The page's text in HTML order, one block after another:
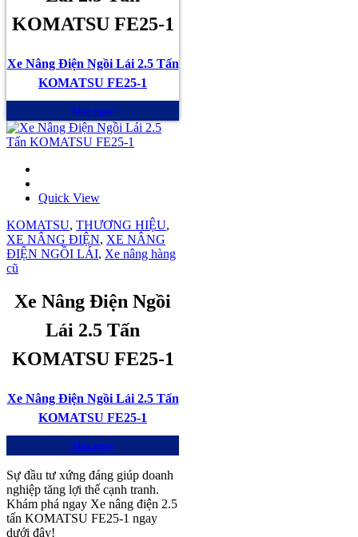
KOMATSU FE25-1
Xe Nâng Điện Ngồi Lái 2.5 Tấn
KOMATSU FE25-1
Mua ngay
Quick View
KOMATSU, THƯƠNG HIỆU,
XE NÂNG ĐIỆN, XE NÂNG
ĐIỆN NGỒI LÁI, Xe nâng hàng
cũ
Xe Nâng Điện Ngồi
Lái 2.5 Tấn
KOMATSU FE25-1
Xe Nâng Điện Ngồi Lái 2.5 Tấn
KOMATSU FE25-1
Mua ngay
Sự đầu tư xứng đáng giúp doanh
nghiệp tăng lợi thế cạnh tranh.
Khám phá ngay Xe nâng điện 2.5
tấn KOMATSU FE25-1 ngay
dưới đây!